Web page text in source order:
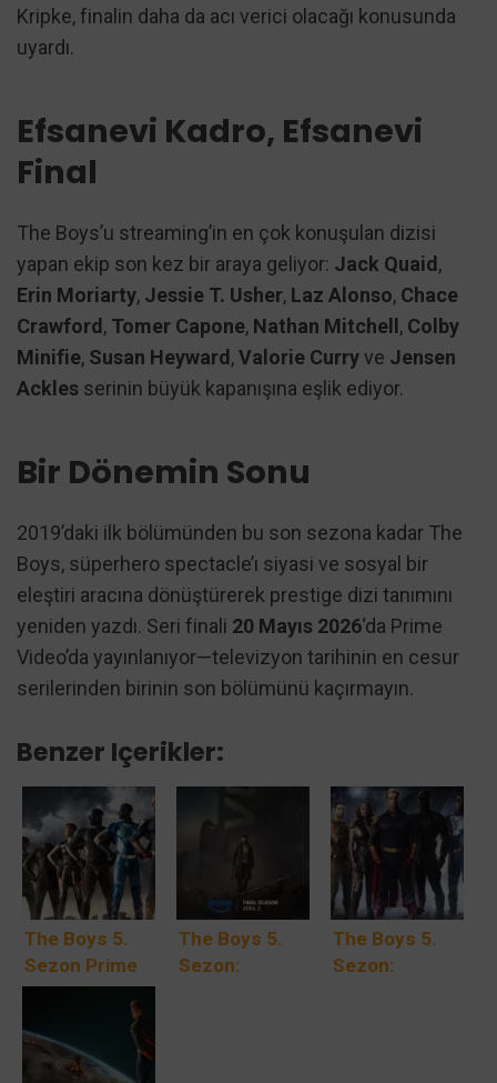
Kripke, finalin daha da acı verici olacağı konusunda
uyardı.
Efsanevi Kadro, Efsanevi
Final
The Boys’u streaming’in en çok konuşulan dizisi
yapan ekip son kez bir araya geliyor: Jack Quaid,
Erin Moriarty, Jessie T. Usher, Laz Alonso, Chace
Crawford, Tomer Capone, Nathan Mitchell, Colby
Minifie, Susan Heyward,Valorie Curryve Jensen
Ackles serinin büyük kapanışına eşlik ediyor.
Bir Dönemin Sonu
2019’daki ilk bölümünden bu son sezona kadar The
Boys, süperhero spectacle’ı siyasi ve sosyal bir
eleştiri aracına dönüştürerek prestige dizi tanımını
yeniden yazdı. Seri finali 20 Mayıs 2026‘da Prime
Video’da yayınlanıyor—televizyon tarihinin en cesur
serilerinden birinin son bölümünü kaçırmayın.
Benzer Içerikler:
The Boys 5.
Sezon Prime
Video’da: Final
Nisan’da
Başlıyor ve Her
The Boys 5.
Sezon:
The Boys 5.
Sezon: